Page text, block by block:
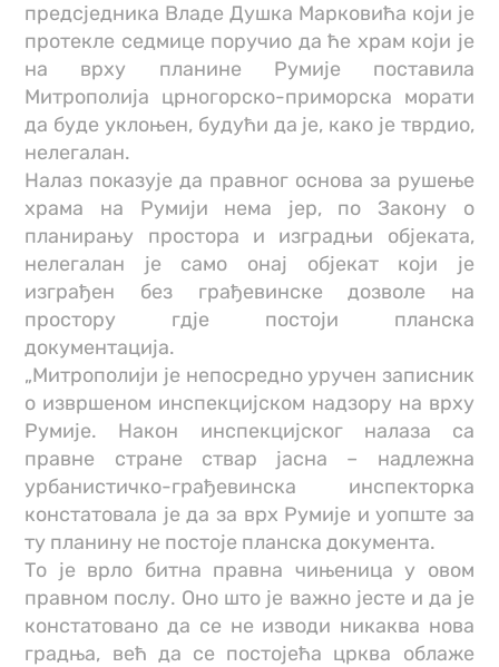
предсједника Владе Душка Марковића који је
протекле седмице поручио да ће храм који је
на врху планине Румије поставила
Митрополија црногорско-приморска морати
да буде уклоњен, будући да је, како је тврдио,
нелегалан.
Налаз показује да правног основа за рушење
храма на Румији нема јер, по Закону о
планирању простора и изградњи објеката,
нелегалан је само онај објекат који је
изграђен без грађевинске дозволе на
простору гдје постоји планска
документација.
„Митрополији је непосредно уручен записник
о извршеном инспекцијском надзору на врху
Румије. Након инспекцијског налаза са
правне стране ствар јасна – надлежна
урбанистичко-грађевинска инспекторка
констатовала је да за врх Румије и уопште за
ту планину не постоје планска документа.
То је врло битна правна чињеница у овом
правном послу. Оно што је важно јесте и да је
констатовано да се не изводи никаква нова
градња, већ да се постојећа црква облаже